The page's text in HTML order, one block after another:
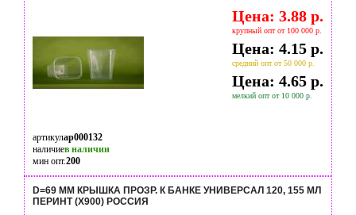
Цена: 3.88 р.
крупный опт от 100 000 р.
Цена: 4.15 р.
средний опт от 50 000 р.
Цена: 4.65 р.
мелкий опт от 10 000 р.
артикулap000132
наличиев наличии
мин опт.200
D=69 ММ КРЫШКА ПРОЗР. К БАНКЕ УНИВЕРСАЛ 120, 155 МЛ
ПЕРИНТ (Х900) РОССИЯ